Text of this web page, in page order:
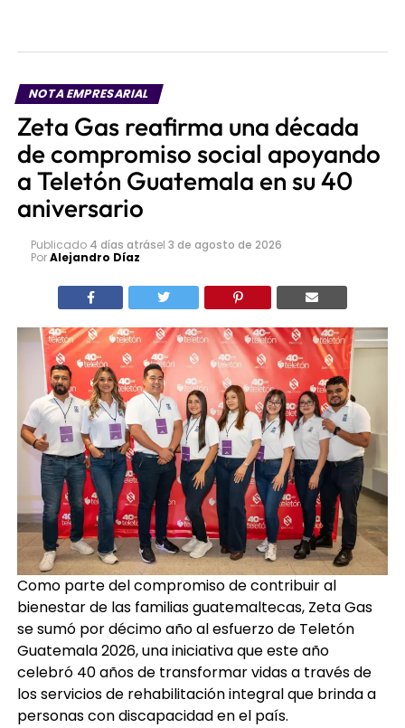
NOTA EMPRESARIAL
Zeta Gas reafirma una década
de compromiso social apoyando
a Teletón Guatemala en su 40
aniversario
Publicado 4 días atrásel 3 de agosto de 2026
PorAlejandro Díaz
Como parte del compromiso de contribuir al
bienestar de las familias guatemaltecas, Zeta Gas
se sumó por décimo año al esfuerzo de Teletón
Guatemala 2026, una iniciativa que este año
celebró 40 años de transformar vidas a través de
los servicios de rehabilitación integral que brinda a
personas con discapacidad en el país.